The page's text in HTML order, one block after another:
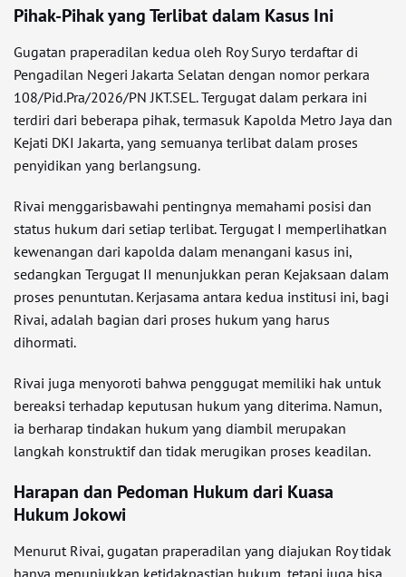
Pihak-Pihak yang Terlibat dalam Kasus Ini
Gugatan praperadilan kedua oleh Roy Suryo terdaftar di
Pengadilan Negeri Jakarta Selatan dengan nomor perkara
108/Pid.Pra/2026/PN JKT.SEL. Tergugat dalam perkara ini
terdiri dari beberapa pihak, termasuk Kapolda Metro Jaya dan
Kejati DKI Jakarta, yang semuanya terlibat dalam proses
penyidikan yang berlangsung.
Rivai menggarisbawahi pentingnya memahami posisi dan
status hukum dari setiap terlibat. Tergugat I memperlihatkan
kewenangan dari kapolda dalam menangani kasus ini,
sedangkan Tergugat II menunjukkan peran Kejaksaan dalam
proses penuntutan. Kerjasama antara kedua institusi ini, bagi
Rivai, adalah bagian dari proses hukum yang harus
dihormati.
Rivai juga menyoroti bahwa penggugat memiliki hak untuk
bereaksi terhadap keputusan hukum yang diterima. Namun,
ia berharap tindakan hukum yang diambil merupakan
langkah konstruktif dan tidak merugikan proses keadilan.
Harapan dan Pedoman Hukum dari Kuasa
Hukum Jokowi
Menurut Rivai, gugatan praperadilan yang diajukan Roy tidak
hanya menunjukkan ketidakpastian hukum, tetapi juga bisa